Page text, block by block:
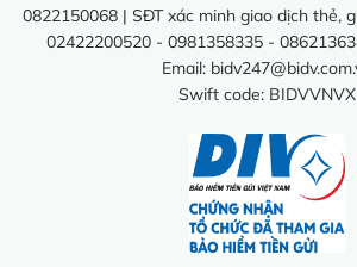
0822150068 | SĐT xác minh giao dịch thẻ,
02422200520 - 0981358335 -
Email:
Swift code: BIDVVNVX